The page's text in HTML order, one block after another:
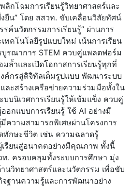
ลิกโฉมการเรียนรู้วิทยาศาสตร์และ
ยืน” โดย สสวท. ขับเคลื่อนวิสัยทัศน์
รค์นวัตกรรมการเรียนรู้” ผ่านการ
คโนโลยีรูปแบบใหม่ เน้นการเรียน
รณาการ STEM ควบคู่แพลตฟอร์ม
มล้ำและเปิดโอกาสการเรียนรู้ทุกที่
ค์กรสู่ดิจิทัลเต็มรูปแบบ พัฒนาระบบ
ละสร้างเครือข่ายความร่วมมือทั้งใน
บบนิเวศการเรียนรู้ให้เข้มแข็ง ควบคู่
ออกแบบการเรียนรู้ ใช้ AI อย่างมี
มีความสามารถพิเศษผ่านโครงการ
กษะชีวิต เช่น ความฉลาดรู้
เรียนสู่อนาคตอย่างมีคุณภาพ ทั้งนี้
ท. ครอบคลุมทั้งระบบการศึกษา มุ่ง
นวิทยาศาสตร์และนวัตกรรม เพื่อขับ
จฐานความรู้และการพัฒนาอย่าง